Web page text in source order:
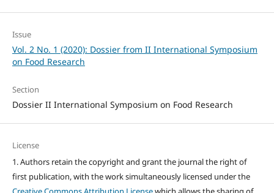
Issue
Vol. 2 No. 1 (2020): Dossier from II International Symposium
on Food Research
Section
Dossier II International Symposium on Food Research
License
1. Authors retain the copyright and grant the journal the right of
first publication, with the work simultaneously licensed under the